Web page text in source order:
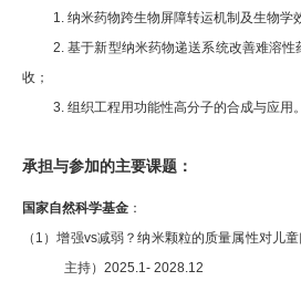
1. 纳米药物跨生物屏障转运机制及生物学
2.基于新型纳米药物递送系统改善难溶性
收；
3. 组织工程用功能性高分子的合成与应用。
承担与参加的主要课题：
国家自然科学基金 ：
（ 1 ）增强vs减弱？纳米颗粒的质量属性对儿
主持） 2025.1- 2028.12